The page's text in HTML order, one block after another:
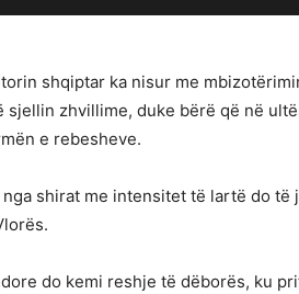
shqiptar ka nisur me
sjellin zhvillime, duke bërë që në
e rebesheve.
shirat me intensitet të lartë do
do kemi reshje të dëborës, ku